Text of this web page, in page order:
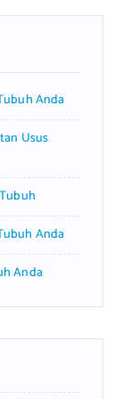
Anda
Usus
Anda
Anda